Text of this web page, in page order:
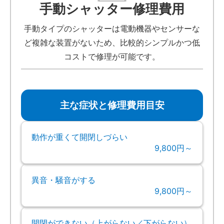
手動シャッター修理費用
手動タイプのシャッターは電動機器やセンサーな
ど複雑な装置がないため、比較的シンプルかつ低
コストで修理が可能です。
主な症状と修理費用目安
動作が重くて開閉しづらい
9,800円～
異音・騒音がする
9,800円～